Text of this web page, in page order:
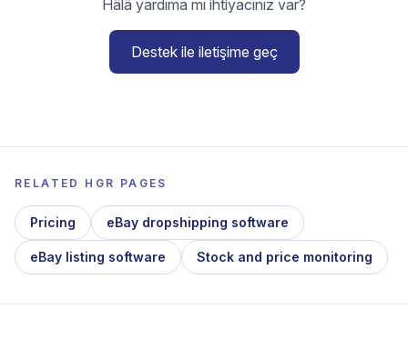
Hâlâ yardıma mı ihtiyacınız var?
Destek ile iletişime geç
RELATED HGR PAGES
Pricing eBay dropshipping software
eBay listing software Stock and price monitoring